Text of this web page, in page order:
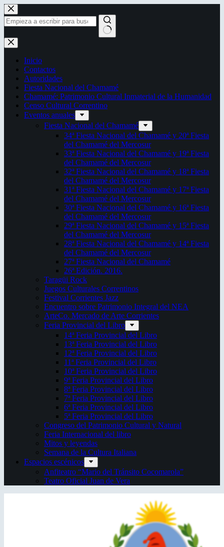
Saltar
al
contenido
Sin
resultados
Inicio
Contactos
Autoridades
Fiesta Nacional del Chamamé
Chamamé: Patrimonio Cultural Inmaterial de la Humanidad
Censo Cultural Correntino
Eventos anuales
Fiesta Nacional del Chamamé
34ª Fiesta Nacional del Chamamé y 20ª Fiesta
del Chamamé del Mercosur
33ª Fiesta Nacional del Chamamé y 19ª Fiesta
del Chamamé del Mercosur
32ª Fiesta Nacional del Chamamé y 18ª Fiesta
del Chamamé del Mercosur
31ª Fiesta Nacional del Chamamé y 17ª Fiesta
del Chamamé del Mercosur
30ª Fiesta Nacional del Chamamé y 16ª Fiesta
del Chamamé del Mercosur
29ª Fiesta Nacional del Chamamé y 15ª Fiesta
del Chamamé del Mercosur
28ª Fiesta Nacional del Chamamé y 14ª Fiesta
del Chamamé del Mercosur
27ª Fiesta Nacional del Chamamé
26ª Edición. 2016.
Taragüi Rock
Juegos Culturales Correntinos
Festival Corrientes Jazz
Encuentro sobre Patrimonio Integral del NEA
ArteCo. Mercado de Arte Corrientes
Feria Provincial del Libro
14ª Feria Provincial del Libro
13ª Feria Provincial del Libro
12ª Feria Provincial del Libro
11ª Feria Provincial del Libro
10ª Feria Provincial del Libro
9ª Feria Provincial del Libro
8ª Feria Provincial del Libro
7ª Feria Provincial del Libro
6ª Feria Provincial del Libro
5ª Feria Provincial del Libro
Congreso del Patrimonio Cultural y Natural
Feria Internacional del libro
Mitos y leyendas
Semana de la Cultura Italiana
Espacios escénicos
Anfiteatro “Mario del Tránsito Cocomarola”
Teatro Oficial Juan de Vera